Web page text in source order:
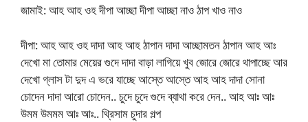
জামাই: আহ আহ ওহ দীপা আচ্ছা দীপা আচ্ছা নাও ঠাপ খাও নাও
দীপা: আহ আহ ওহ দাদা আহ আহ ঠাপান দাদা আচ্ছামতন ঠাপান আহ আঃ
দেখো মা তোমার মেয়ের গুদে দাদা বাড়া লাগিয়ে খুব জোরে জোরে থাপাচ্ছে আর
দেখো গ্লাস টা দুদ এ ভরে যাচ্ছে আস্তে আস্তে আহ আহ দাদা সোনা
চোদেন দাদা আরো চোদেন.. চুদে চুদে গুদে ব্যাথা করে দেন.. আহ আঃ আঃ
উমম উমমম আঃ আঃ.. থ্রিসাম চুদার গল্প